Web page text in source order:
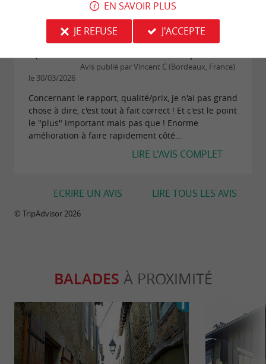
LIRE L'AVIS COMPLET
Avis publié par Vincent C (Bordeaux, France)
le 30/03/2026
Concernant le rapport, qualité/prix, je n'ai pas grand
chose à dire, c'est tout à fait correct ! Et c'est le point
le "plus" important mais pas que ! Enorme
amélioration à faire rapidement côté...
LIRE L'AVIS COMPLET
LIRE TOUS LES AVIS
ECRIRE UN AVIS
© TripAdvisor 2026
BALADES À PROXIMITÉ
EN SAVOIR PLUS
JE REFUSE
J'ACCEPTE